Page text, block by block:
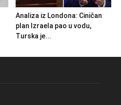
Analiza iz Londona: Ciničan
plan Izraela pao u vodu,
Turska je...